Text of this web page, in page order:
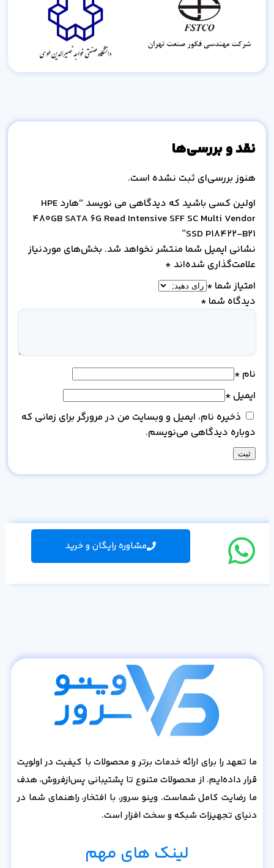
نقد و بررسی‌ها
هنوز بررسی‌ای ثبت نشده است.
اولین کسی باشید که دیدگاهی می نویسد “هارد HPE
480GB SATA 6G Read Intensive SFF SC Multi Vendor
SSD P18422-B21”
نشانی ایمیل شما منتشر نخواهد شد. بخش‌های موردنیاز
علامت‌گذاری شده‌اند *
امتیاز شما *
دیدگاه شما *
نام *
ایمیل *
ذخیره نام، ایمیل و وبسایت من در مرورگر برای زمانی که
دوباره دیدگاهی می‌نویسم.
مشاوره رایگان و خرید
ما تعهد را برای ارائه خدمات برتر و محصولات با کیفیت در اولویت
قرار داده‌ایم. از محصولات متنوع تا پشتیبانی پس‌از‌فروش، هدف
ما رضایت کامل شماست. وینو سرور، با افتخار، راهنمای شما در
دنیای تجهیزات شبکه و سخت افزار است.
لینک های مهم